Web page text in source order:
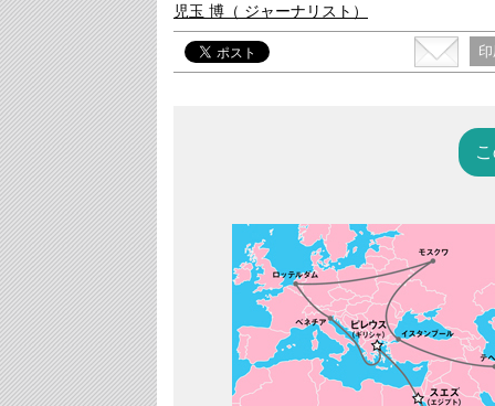
児玉 博 （ ジャーナリスト）